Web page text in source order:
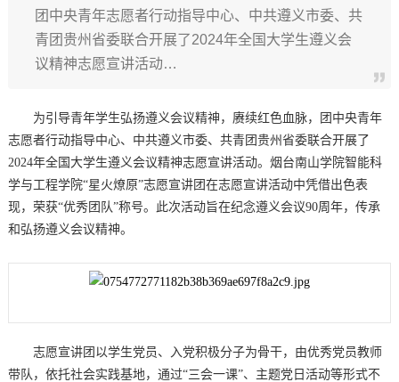
团中央青年志愿者行动指导中心、中共遵义市委、共
青团贵州省委联合开展了2024年全国大学生遵义会
议精神志愿宣讲活动…
为引导青年学生弘扬遵义会议精神，赓续红色血脉，团中央青年
志愿者行动指导中心、中共遵义市委、共青团贵州省委联合开展了
2024年全国大学生遵义会议精神志愿宣讲活动。烟台南山学院智能科
学与工程学院“星火燎原”志愿宣讲团在志愿宣讲活动中凭借出色表
现，荣获“优秀团队”称号。此次活动旨在纪念遵义会议90周年，传承
和弘扬遵义会议精神。
志愿宣讲团以学生党员、入党积极分子为骨干，由优秀党员教师
带队，依托社会实践基地，通过“三会一课”、主题党日活动等形式不